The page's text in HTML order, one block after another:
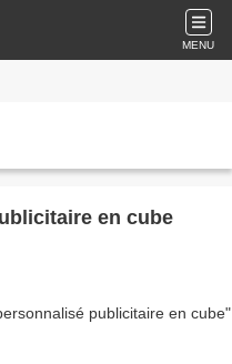
MENU
en cube